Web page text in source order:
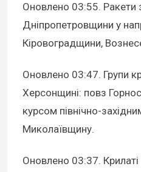
Оновлено 03:55. Ракети
Дніпропетровщини у
Кіровоградщини,
Оновлено 03:47. Групи
Херсонщині: повз
курсом північно-
Миколаївщину.
Оновлено 03:37.